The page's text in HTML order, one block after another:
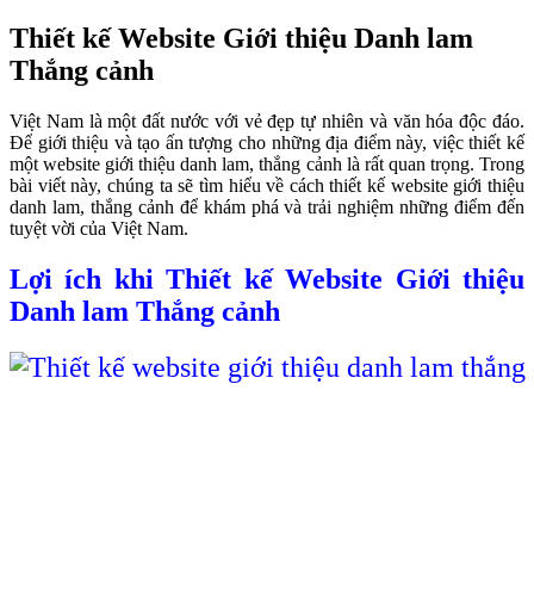
Thiết kế Website Giới thiệu Danh lam
Thắng cảnh
Việt Nam là một đất nước với vẻ đẹp tự nhiên và văn hóa độc đáo.
Để giới thiệu và tạo ấn tượng cho những địa điểm này, việc thiết kế
một website giới thiệu danh lam, thắng cảnh là rất quan trọng. Trong
bài viết này, chúng ta sẽ tìm hiểu về cách thiết kế website giới thiệu
danh lam, thắng cảnh để khám phá và trải nghiệm những điểm đến
tuyệt vời của Việt Nam.
Lợi ích khi Thiết kế Website Giới thiệu
Danh lam Thắng cảnh